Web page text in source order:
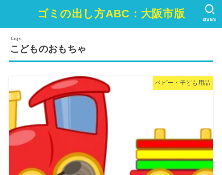
ゴミの出し方ABC：大阪市版 SEARCH
こどものおもちゃ
ベビー・子ども用品